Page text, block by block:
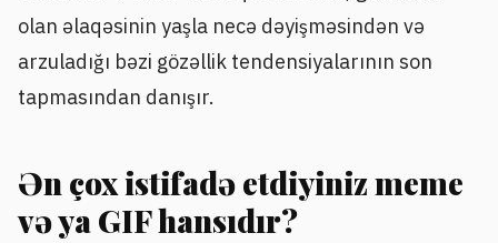
olan əlaqəsinin yaşla necə dəyişməsindən və
arzuladığı bəzi gözəllik tendensiyalarının son
tapmasından danışır.
Ən çox istifadə etdiyiniz meme
və ya GIF hansıdır?